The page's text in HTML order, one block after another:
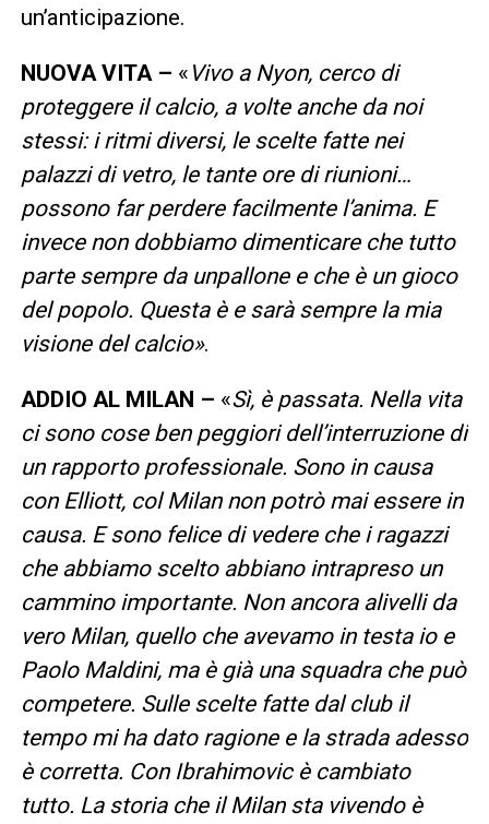
un’anticipazione.
NUOVA VITA – « Vivo a Nyon, cerco di
proteggere il calcio, a volte anche da noi
stessi: i ritmi diversi, le scelte fatte nei
palazzi di vetro, le tante ore di riunioni…
possono far perdere facilmente l’anima. E
invece non dobbiamo dimenticare che tutto
parte sempre da unpallone e che è un gioco
del popolo. Questa è e sarà sempre la mia
visione del calcio».
ADDIO AL MILAN – «Sì, è passata. Nella vita
ci sono cose ben peggiori dell’interruzione di
un rapporto professionale. Sono in causa
con Elliott, col Milan non potrò mai essere in
causa. E sono felice di vedere che i ragazzi
che abbiamo scelto abbiano intrapreso un
cammino importante. Non ancora alivelli da
vero Milan, quello che avevamo in testa io e
Paolo Maldini, ma è già una squadra che può
competere. Sulle scelte fatte dal club il
tempo mi ha dato ragione e la strada adesso
è corretta. Con Ibrahimovic è cambiato
tutto. La storia che il Milan sta vivendo è